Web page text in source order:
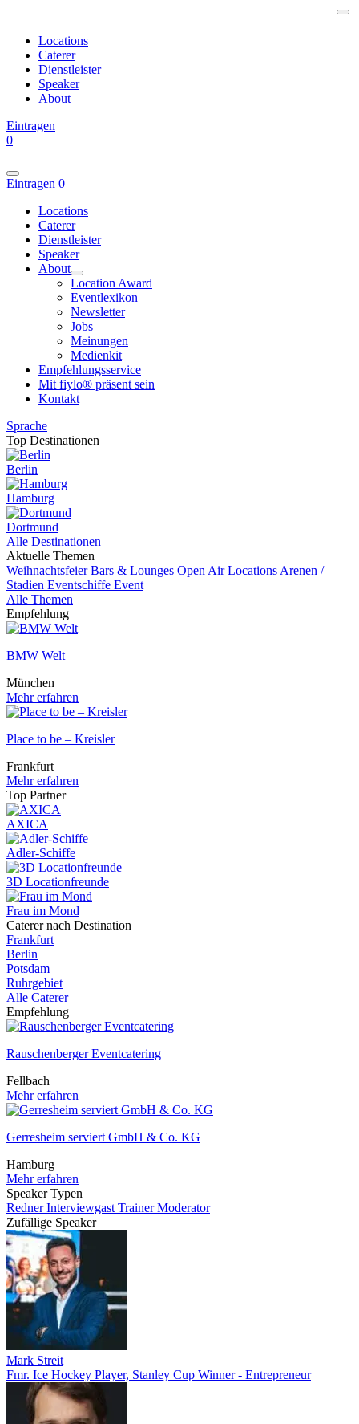
Locations
Caterer
Dienstleister
Speaker
About
Eintragen
0
Eintragen 0
Locations
Caterer
Dienstleister
Speaker
About
Location Award
Eventlexikon
Newsletter
Jobs
Meinungen
Medienkit
Empfehlungsservice
Mit fiylo® präsent sein
Kontakt
Sprache
Top Destinationen
Berlin
Hamburg
Dortmund
Alle Destinationen
Aktuelle Themen
WeihnachtsfeierBars & Lounges Open Air Locations Arenen /
Stadien Eventschiffe Event
Alle Themen
Empfehlung
BMW Welt
München
Mehr erfahren
Place to be – Kreisler
Frankfurt
Mehr erfahren
Top Partner
AXICA
Adler-Schiffe
3D Locationfreunde
Frau im Mond
Caterer nach Destination
Frankfurt
Berlin
Potsdam
Ruhrgebiet
Alle Caterer
Empfehlung
Rauschenberger Eventcatering
Fellbach
Mehr erfahren
Gerresheim serviert GmbH & Co. KG
Hamburg
Mehr erfahren
Speaker Typen
RednerInterviewgast TrainerModerator
Zufällige Speaker
Mark Streit
Fmr. Ice Hockey Player, Stanley Cup Winner - Entrepreneur